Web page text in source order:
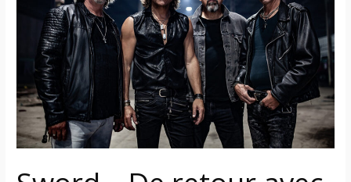
l’album
« III »
en
novembre
+
nouveau